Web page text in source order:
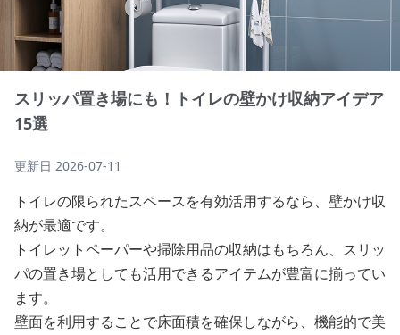
スリッパ置き場にも！トイレの壁かけ収納アイデア
15選
更新日 2026-07-11
トイレの限られたスペースを有効活用するなら、壁かけ収
納が最適です。
トイレットペーパーや掃除用品の収納はもちろん、スリッ
パの置き場としても活用できるアイテムが豊富に揃ってい
ます。
壁面を利用することで床面積を確保しながら、機能的で美